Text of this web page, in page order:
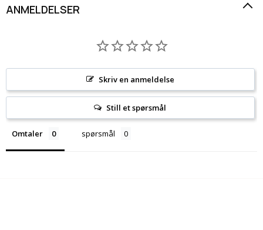
ANMELDELSER
Skriv en anmeldelse
Still et spørsmål
Omtaler spørsmål